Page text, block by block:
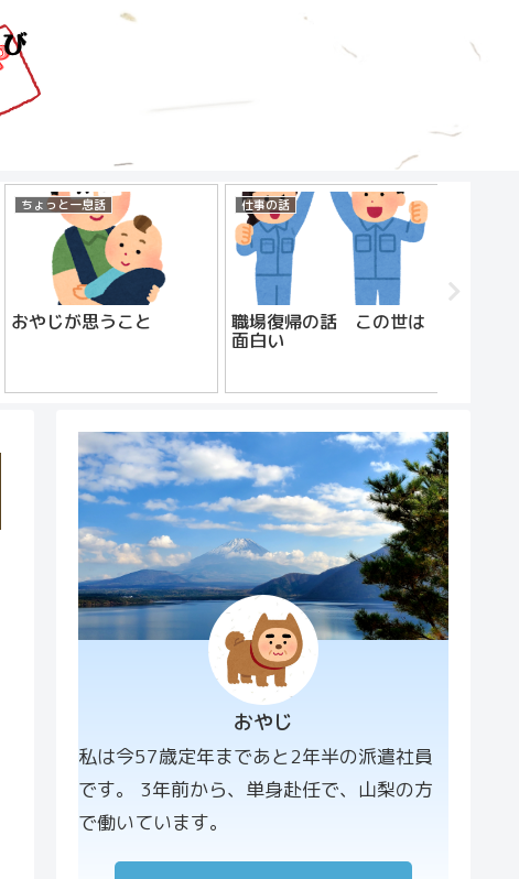
ちょっと一息話
おやじが思うこと
仕事の話
職場復帰の話 この世は
面白い
プロフィー
ル画像
おやじ
私は今57歳定年まであと2年半の派遣社員
です。 3年前から、単身赴任で、山梨の方
で働いています。